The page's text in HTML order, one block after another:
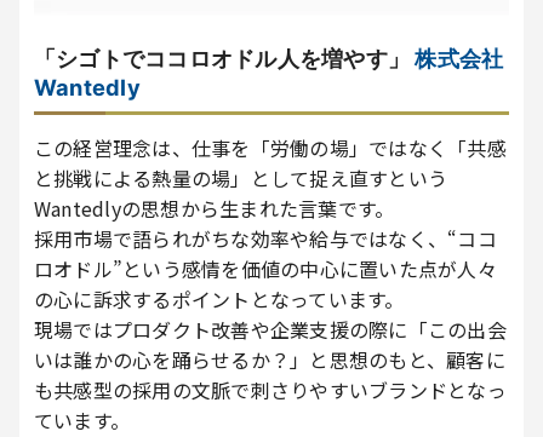
「シゴトでココロオドル人を増やす」株式会社
Wantedly
この経営理念は、仕事を「労働の場」ではなく「共感
と挑戦による熱量の場」として捉え直すという
Wantedlyの思想から生まれた言葉です。
採用市場で語られがちな効率や給与ではなく、“ココ
ロオドル”という感情を価値の中心に置いた点が人々
の心に訴求するポイントとなっています。
現場ではプロダクト改善や企業支援の際に「この出会
いは誰かの心を踊らせるか？」と思想のもと、顧客に
も共感型の採用の文脈で刺さりやすいブランドとなっ
ています。